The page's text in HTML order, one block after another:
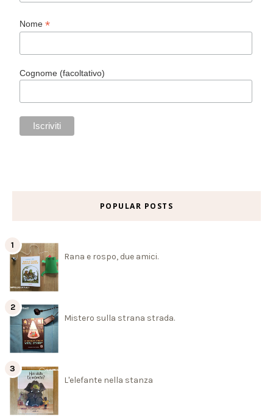
Nome*
Cognome (facoltativo)
POPULAR POSTS
Rana e rospo, due amici.
Mistero sulla strana strada.
L'elefante nella stanza